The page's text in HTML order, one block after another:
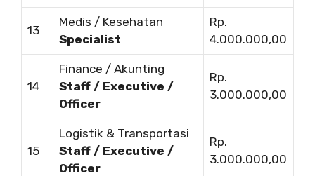
13
Medis / Kesehatan
Specialist
Rp.
4.000.000,00
14
Finance / Akunting
Staff / Executive /
Officer
Rp.
3.000.000,00
15
Logistik & Transportasi
Staff / Executive /
Officer
Rp.
3.000.000,00